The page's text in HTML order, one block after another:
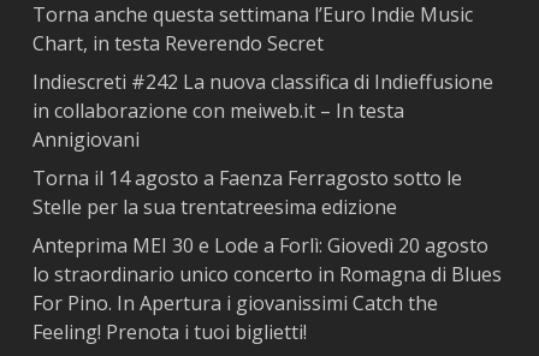
Torna anche questa settimana l’Euro Indie Music
Chart, in testa Reverendo Secret
Indiescreti #242 La nuova classifica di Indieffusione
in collaborazione con meiweb.it – In testa
Annigiovani
Torna il 14 agosto a Faenza Ferragosto sotto le
Stelle per la sua trentatreesima edizione
Anteprima MEI 30 e Lode a Forlì: Giovedì 20 agosto
lo straordinario unico concerto in Romagna di Blues
For Pino. In Apertura i giovanissimi Catch the
Feeling! Prenota i tuoi biglietti!